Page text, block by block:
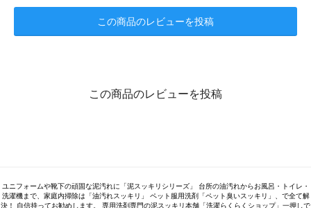
この商品のレビューを投稿
この商品のレビューを投稿
ユニフォームや靴下の頑固な泥汚れに「泥スッキリシリーズ」 台所の油汚れからお風呂・トイレ・
洗濯機まで、家庭内掃除は「油汚れスッキリ」 ペット服用洗剤「ペット臭いスッキリ」、で全て解
決！ 自信持ってお勧めします。 専用洗剤専門の泥スッキリ本舗「洗濯らくらくショップ」一押しで